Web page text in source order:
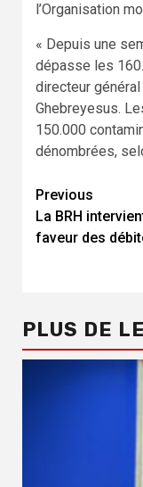
l’Organisation
« Depuis une
dépasse les
directeur général
Ghebreyesus.
150.000
dénombrées,
Continue
Reading
Previous
La BRH
faveur des
PLUS DE